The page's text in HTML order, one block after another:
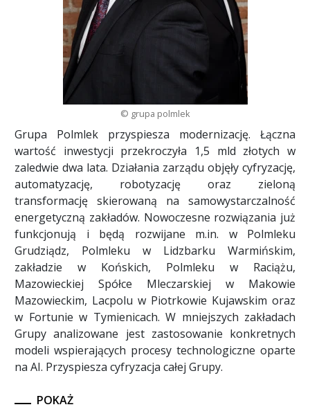
© grupa polmlek
Grupa Polmlek przyspiesza modernizację. Łączna
wartość inwestycji przekroczyła 1,5 mld złotych w
zaledwie dwa lata. Działania zarządu objęły cyfryzację,
automatyzację, robotyzację oraz zieloną
transformację skierowaną na samowystarczalność
energetyczną zakładów. Nowoczesne rozwiązania już
funkcjonują i będą rozwijane m.in. w Polmleku
Grudziądz, Polmleku w Lidzbarku Warmińskim,
zakładzie w Końskich, Polmleku w Raciążu,
Mazowieckiej Spółce Mleczarskiej w Makowie
Mazowieckim, Lacpolu w Piotrkowie Kujawskim oraz
w Fortunie w Tymienicach. W mniejszych zakładach
Grupy analizowane jest zastosowanie konkretnych
modeli wspierających procesy technologiczne oparte
na AI. Przyspiesza cyfryzacja całej Grupy.
POKAŻ